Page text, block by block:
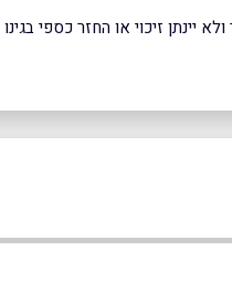
זיכוי או החזר כספי בגינו